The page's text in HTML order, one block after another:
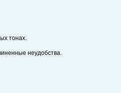
тонах.
неудобства.